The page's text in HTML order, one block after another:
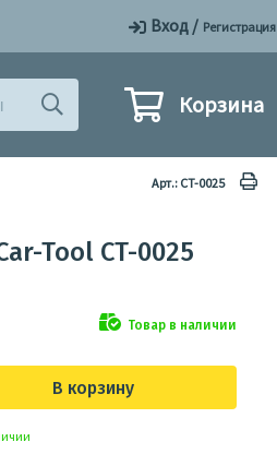
Вход / Регистрация
Корзина
Арт.: CT-0025
Tool CT-0025
Товар в наличии
В корзину